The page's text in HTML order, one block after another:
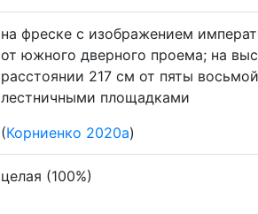
на фреске с изображением
от южного дверного проема; на
расстоянии 217 см от пяты
лестничными площадками
(Корниенко 2020а)
целая (100%)